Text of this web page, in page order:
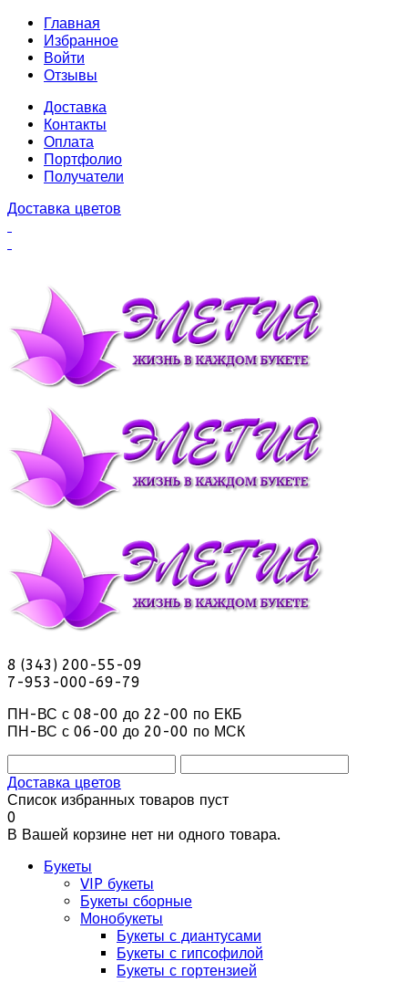
Главная
Избранное
Войти
Отзывы
Доставка
Контакты
Оплата
Портфолио
Получатели
Доставка цветов
8 (343) 200-55-09
7-953-000-69-79
ПН-ВС с 08-00 до 22-00 по ЕКБ
ПН-ВС с 06-00 до 20-00 по МСК
Доставка цветов
Список избранных товаров пуст
0
В Вашей корзине нет ни одного товара.
Букеты
VIP букеты
Букеты сборные
Монобукеты
Букеты с диантусами
Букеты с гипсофилой
Букеты с гортензией